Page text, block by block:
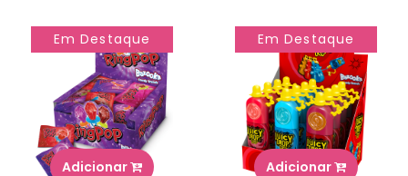
Em Destaque
Adicionar
Em Destaque
Adicionar